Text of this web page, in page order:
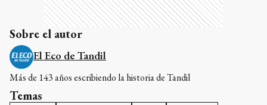
Sobre el autor
El Eco de Tandil
Más de 143 años escribiendo la historia de Tandil
Temas